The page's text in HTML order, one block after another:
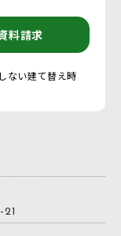
料請求
ない建て替え時